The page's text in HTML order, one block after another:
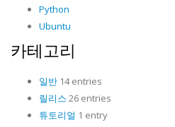
Python
Ubuntu
카테고리
일반 14 entries
릴리스 26 entries
튜토리얼 1 entry